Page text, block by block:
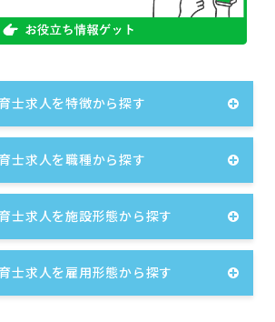
士求人を特徴から探す
士求人を職種から探す
士求人を施設形態から探す
士求人を雇用形態から探す